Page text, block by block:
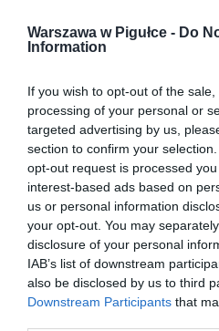
Warszawa w Pigułce - Do
Information
If you wish to opt-out of the
processing of your personal or
targeted advertising by us,
section to confirm your
opt-out request is processed
interest-based ads based on
us or personal information
your opt-out. You may
disclosure of your personal
IAB’s list of downstream
also be disclosed by us to third
Downstream Participants that